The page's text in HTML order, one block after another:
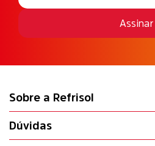
Assinar
Sobre a Refrisol
Dúvidas